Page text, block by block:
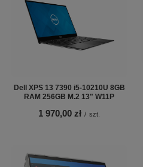
Dell XPS 13 7390 i5-10210U 8GB
RAM 256GB M.2 13" W11P
1 970,00 zł / szt.